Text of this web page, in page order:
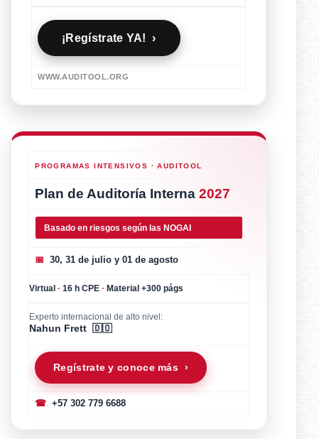
¡Regístrate YA! ›
WWW.AUDITOOL.ORG
PROGRAMAS INTENSIVOS · AUDITOOL
Plan de Auditoría Interna2027
Basado en riesgos según las NOGAI
📅 30, 31 de julio y 01 de agosto
Virtual· 16 h CPE· Material +300 págs
Experto internacional de alto nivel:
Nahun Frett 🇩🇴
Regístrate y conoce más ›
☎ +57 302 779 6688